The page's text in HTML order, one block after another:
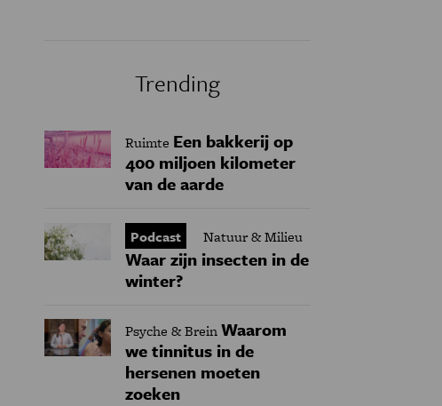
Trending
Ruimte Een bakkerij op
400 miljoen kilometer
van de aarde
Podcast Natuur & Milieu
Waar zijn insecten in de
winter?
Psyche & BreinWaarom
we tinnitus in de
hersenen moeten
zoeken